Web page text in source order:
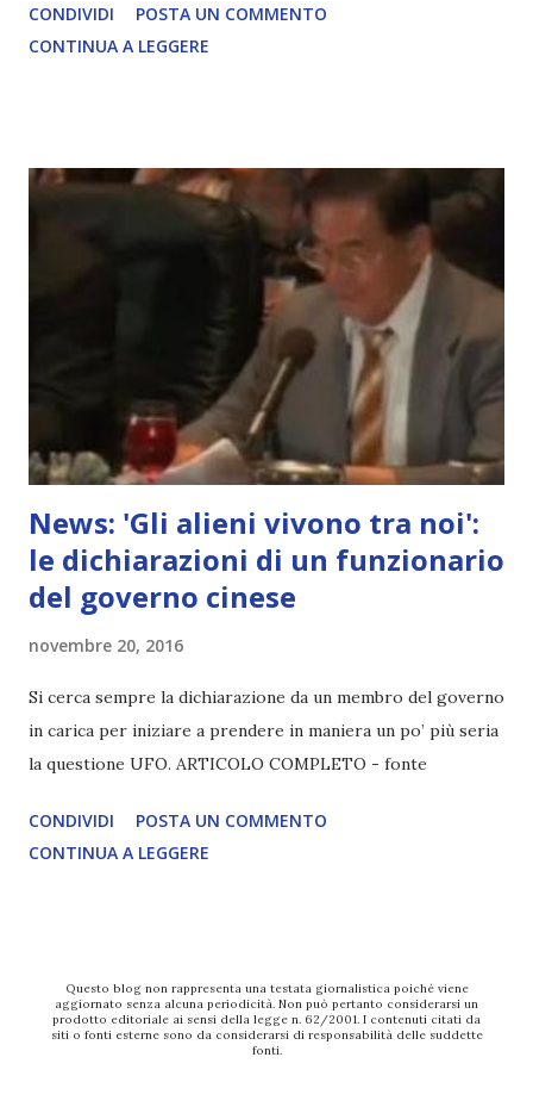
COMPLETO - fonte
CONDIVIDI
POSTA UN COMMENTO
CONTINUA A LEGGERE
News: 'Gli alieni vivono tra noi':
le dichiarazioni di un funzionario
del governo cinese
novembre 20, 2016
Si cerca sempre la dichiarazione da un membro del governo
in carica per iniziare a prendere in maniera un po’ più seria
la questione UFO. ARTICOLO COMPLETO - fonte
CONDIVIDI
POSTA UN COMMENTO
CONTINUA A LEGGERE
Questo blog non rappresenta una testata giornalistica poiché viene
aggiornato senza alcuna periodicità. Non può pertanto considerarsi un
prodotto editoriale ai sensi della legge n. 62/2001. I contenuti citati da
siti o fonti esterne sono da considerarsi di responsabilità delle suddette
fonti.